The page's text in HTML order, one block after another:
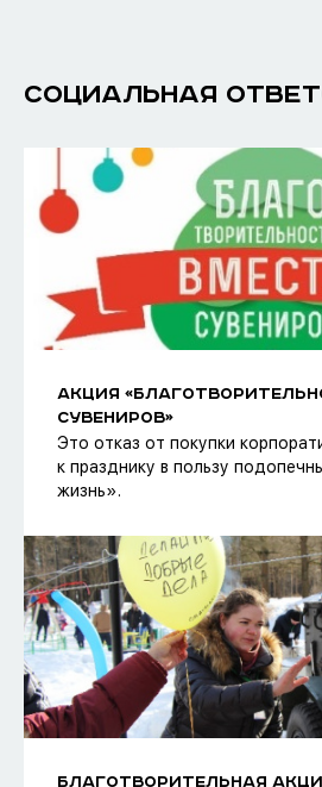
СОЦИАЛЬНАЯ
АКЦИЯ
СУВЕНИРОВ»
Это отказ от покупки
к празднику в пользу
жизнь».
БЛАГОТВОРИТЕЛЬНАЯ